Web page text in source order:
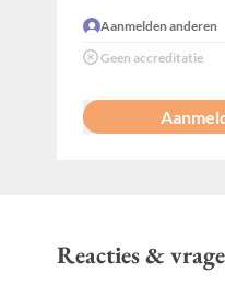
Aanmelden anderen
Geen accreditatie
Reacties &